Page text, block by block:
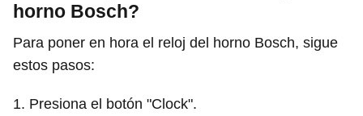
horno Bosch?
Para poner en hora el reloj del horno Bosch, sigue
estos pasos:
1. Presiona el botón "Clock".